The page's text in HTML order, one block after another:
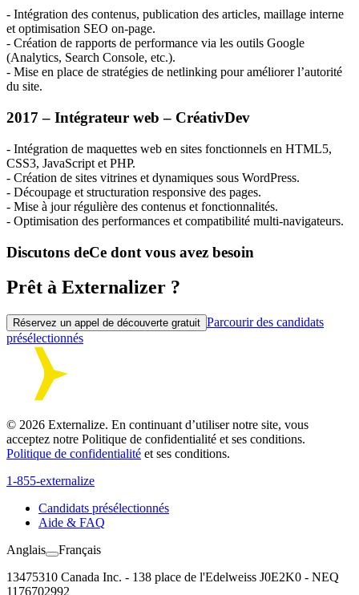
‐ Intégration des contenus, publication des articles, maillage interne
et optimisation SEO on-page.
‐ Création de rapports de performance via les outils Google
(Analytics, Search Console, etc.).
‐ Mise en place de stratégies de netlinking pour améliorer l’autorité
du site.
2017 – Intégrateur web – CréativDev
‐ Intégration de maquettes web en sites fonctionnels en HTML5,
CSS3, JavaScript et PHP.
‐ Création de sites vitrines et dynamiques sous WordPress.
‐ Découpage et structuration responsive des pages.
‐ Mise à jour régulière des contenus et fonctionnalités.
‐ Optimisation des performances et compatibilité multi-navigateurs.
Discutons deCe dont vous avez besoin
Prêt à Externalizer ?
Réservez un appel de découverte gratuit Parcourir des candidats
présélectionnés
© 2026 Externalize. En continuant d’utiliser notre site, vous
acceptez notre Politique de confidentialité et ses conditions.
Politique de confidentialité et ses conditions.
1-855-externalize
Candidats présélectionnés
Aide & FAQ
Anglais
Français
13475310 Canada Inc. - 138 place de l'Edelweiss J0E2K0 - NEQ
1176702992